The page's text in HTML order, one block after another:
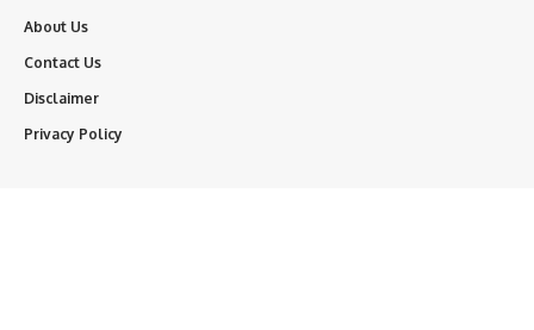
About Us
Contact Us
Disclaimer
Privacy Policy